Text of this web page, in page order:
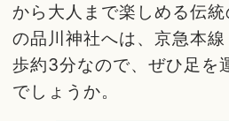
から大人まで楽しめる伝
の品川神社へは、京急本
歩約3分なので、ぜひ足を
でしょうか。